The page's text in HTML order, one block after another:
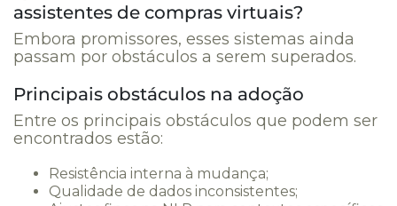
assistentes de compras virtuais?
Embora promissores, esses sistemas ainda
passam por obstáculos a serem superados.
Principais obstáculos na adoção
Entre os principais obstáculos que podem ser
encontrados estão:
Resistência interna à mudança;
Qualidade de dados inconsistentes;